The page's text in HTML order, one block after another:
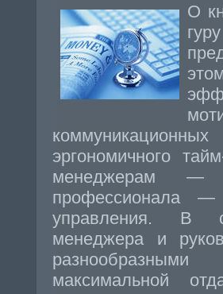
О
эргономичного
менеджерам —
профессионала —
управления. В
менеджера и
максимальной